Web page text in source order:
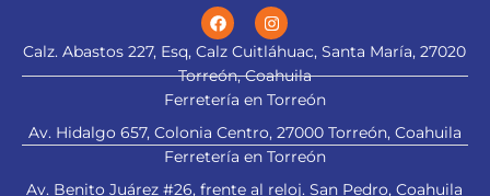
Calz. Abastos 227, Esq, Calz Cuitláhuac, Santa María, 27020
Torreón, Coahuila
Ferretería en Torreón
Av. Hidalgo 657, Colonia Centro, 27000 Torreón, Coahuila
Ferretería en Torreón
Av. Benito Juárez #26, frente al reloj. San Pedro, Coahuila